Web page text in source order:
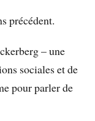
précédent.
– une
sociales et de
pour parler de